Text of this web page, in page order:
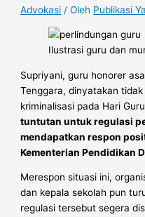
Advokasi / Oleh Publikasi
Ilustrasi guru dan
Supriyani, guru honorer
Tenggara, dinyatakan
kriminalisasi pada Hari
tuntutan untuk regulasi
mendapatkan respon
Kementerian Pendidikan
Merespon situasi ini,
dan kepala sekolah pun
regulasi tersebut segera